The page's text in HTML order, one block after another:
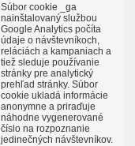
Súbor cookie _ga
nainštalovaný službou
Google Analytics počíta
údaje o návštevníkoch,
reláciách a kampaniach a
tiež sleduje používanie
stránky pre analytický
prehľad stránky. Súbor
cookie ukladá informácie
anonymne a priraďuje
náhodne vygenerované
číslo na rozpoznanie
jedinečných návštevníkov.